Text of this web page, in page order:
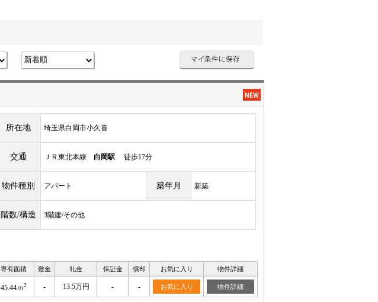
所在地 埼玉県白岡市小久喜
交通 ＪＲ東北本線 白岡駅 徒歩17分
物件種別 アパート 築年月 新築
階数/構造 3階建/その他
専有面積 敷金 礼金 保証金 償却 お気に入り 物件詳細
45.44ｍ2 - 13.5万円 - - お気に入り 物件詳細